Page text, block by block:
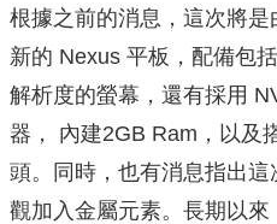
根據之前的消息，這次將
新的 Nexus 平板，配備包
解析度的螢幕，還有採用
器， 內建2GB Ram，以及
頭。同時，也有消息指出
觀加入金屬元素。長期以